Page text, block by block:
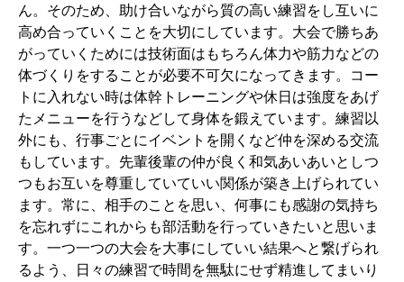
ん。そのため、助け合いながら質の高い練習をし互いに
高め合っていくことを大切にしています。大会で勝ちあ
がっていくためには技術面はもちろん体力や筋力などの
体づくりをすることが必要不可欠になってきます。コー
トに入れない時は体幹トレーニングや休日は強度をあげ
たメニューを行うなどして身体を鍛えています。練習以
外にも、行事ごとにイベントを開くなど仲を深める交流
もしています。先輩後輩の仲が良く和気あいあいとしつ
つもお互いを尊重していていい関係が築き上げられてい
ます。常に、相手のことを思い、何事にも感謝の気持ち
を忘れずにこれからも部活動を行っていきたいと思いま
す。一つ一つの大会を大事にしていい結果へと繋げられ
るよう、日々の練習で時間を無駄にせず精進してまいり